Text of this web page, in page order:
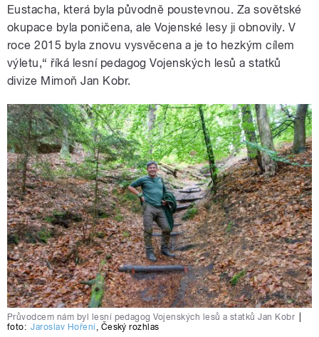
Eustacha, která byla původně poustevnou. Za sovětské
okupace byla poničena, ale Vojenské lesy ji obnovily. V
roce 2015 byla znovu vysvěcena a je to hezkým cílem
výletu,“ říká lesní pedagog Vojenských lesů a statků
divize Mimoň Jan Kobr.
Průvodcem nám byl lesní pedagog Vojenských lesů a statků Jan Kobr
foto: Jaroslav Hoření Český rozhlas